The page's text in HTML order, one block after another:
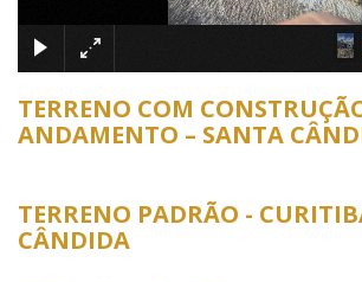
TERRENO COM
ANDAMENTO – SANTA
TERRENO PADRÃO -
CÂNDIDA